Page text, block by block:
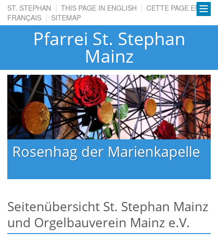
ST. STEPHAN THIS PAGE IN ENGLISH
CETTE PAGE EN
FRANÇAIS
SITEMAP
Pfarrei St. Stephan
Mainz
Rosenhag der Marienkapelle
Seitenübersicht St. Stephan Mainz
und Orgelbauverein Mainz e.V.